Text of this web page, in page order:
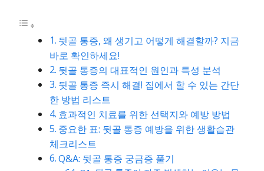
뒷골 통증, 왜 생기고 어떻게 해결할까? 지금
바로 확인하세요!
뒷골 통증의 대표적인 원인과 특성 분석
뒷골 통증 즉시 해결! 집에서 할 수 있는 간단
한 방법 리스트
효과적인 치료를 위한 선택지와 예방 방법
중요한 표: 뒷골 통증 예방을 위한 생활습관
체크리스트
Q&A: 뒷골 통증 궁금증 풀기